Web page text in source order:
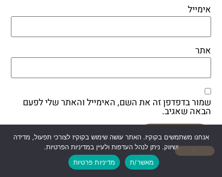
אימייל
אתר
שמור בדפדפן זה את השם, האימייל והאתר שלי לפעם
הבאה שאגיב.
אהבתם? שתפו!
אנחנו משתמשים בקוקיז. האתר עושה שימוש בקוקיז לצורכי תפעול, מדידה
ושיווק. ניתן לנהל העדפות ולעיין במדיניות הפרטיות.
מאשר/ת
מדיניות פרטיות